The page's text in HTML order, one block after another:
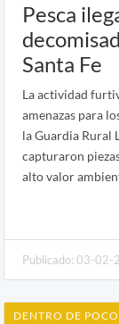
Pesca
Santa Fe
La actividad
amenazas para
la Guardia Rural
capturaron
alto valor
Publicado: 03-
DENTRO DE POCO